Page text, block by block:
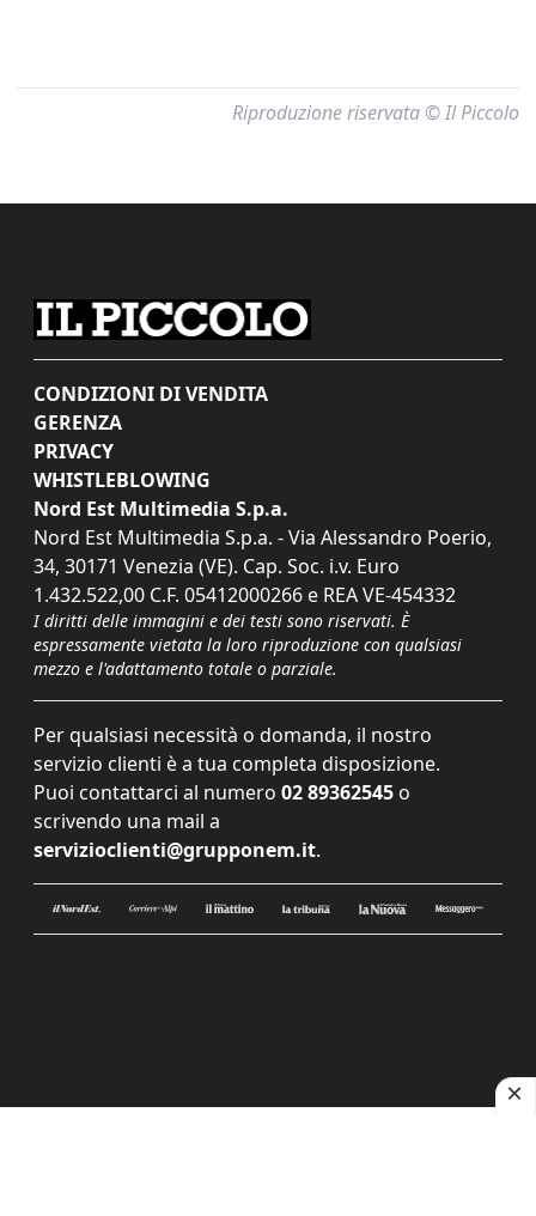
Riproduzione riservata © Il Piccolo
CONDIZIONI DI VENDITA
GERENZA
PRIVACY
WHISTLEBLOWING
Nord Est Multimedia S.p.a.
Nord Est Multimedia S.p.a. - Via Alessandro Poerio,
34, 30171 Venezia (VE). Cap. Soc. i.v. Euro
1.432.522,00 C.F. 05412000266 e REA VE-454332
I diritti delle immagini e dei testi sono riservati. È
espressamente vietata la loro riproduzione con qualsiasi
mezzo e l'adattamento totale o parziale.
Per qualsiasi necessità o domanda, il nostro
servizio clienti è a tua completa disposizione.
Puoi contattarci al numero 02 89362545 o
scrivendo una mail a
servizioclienti@grupponem.it.